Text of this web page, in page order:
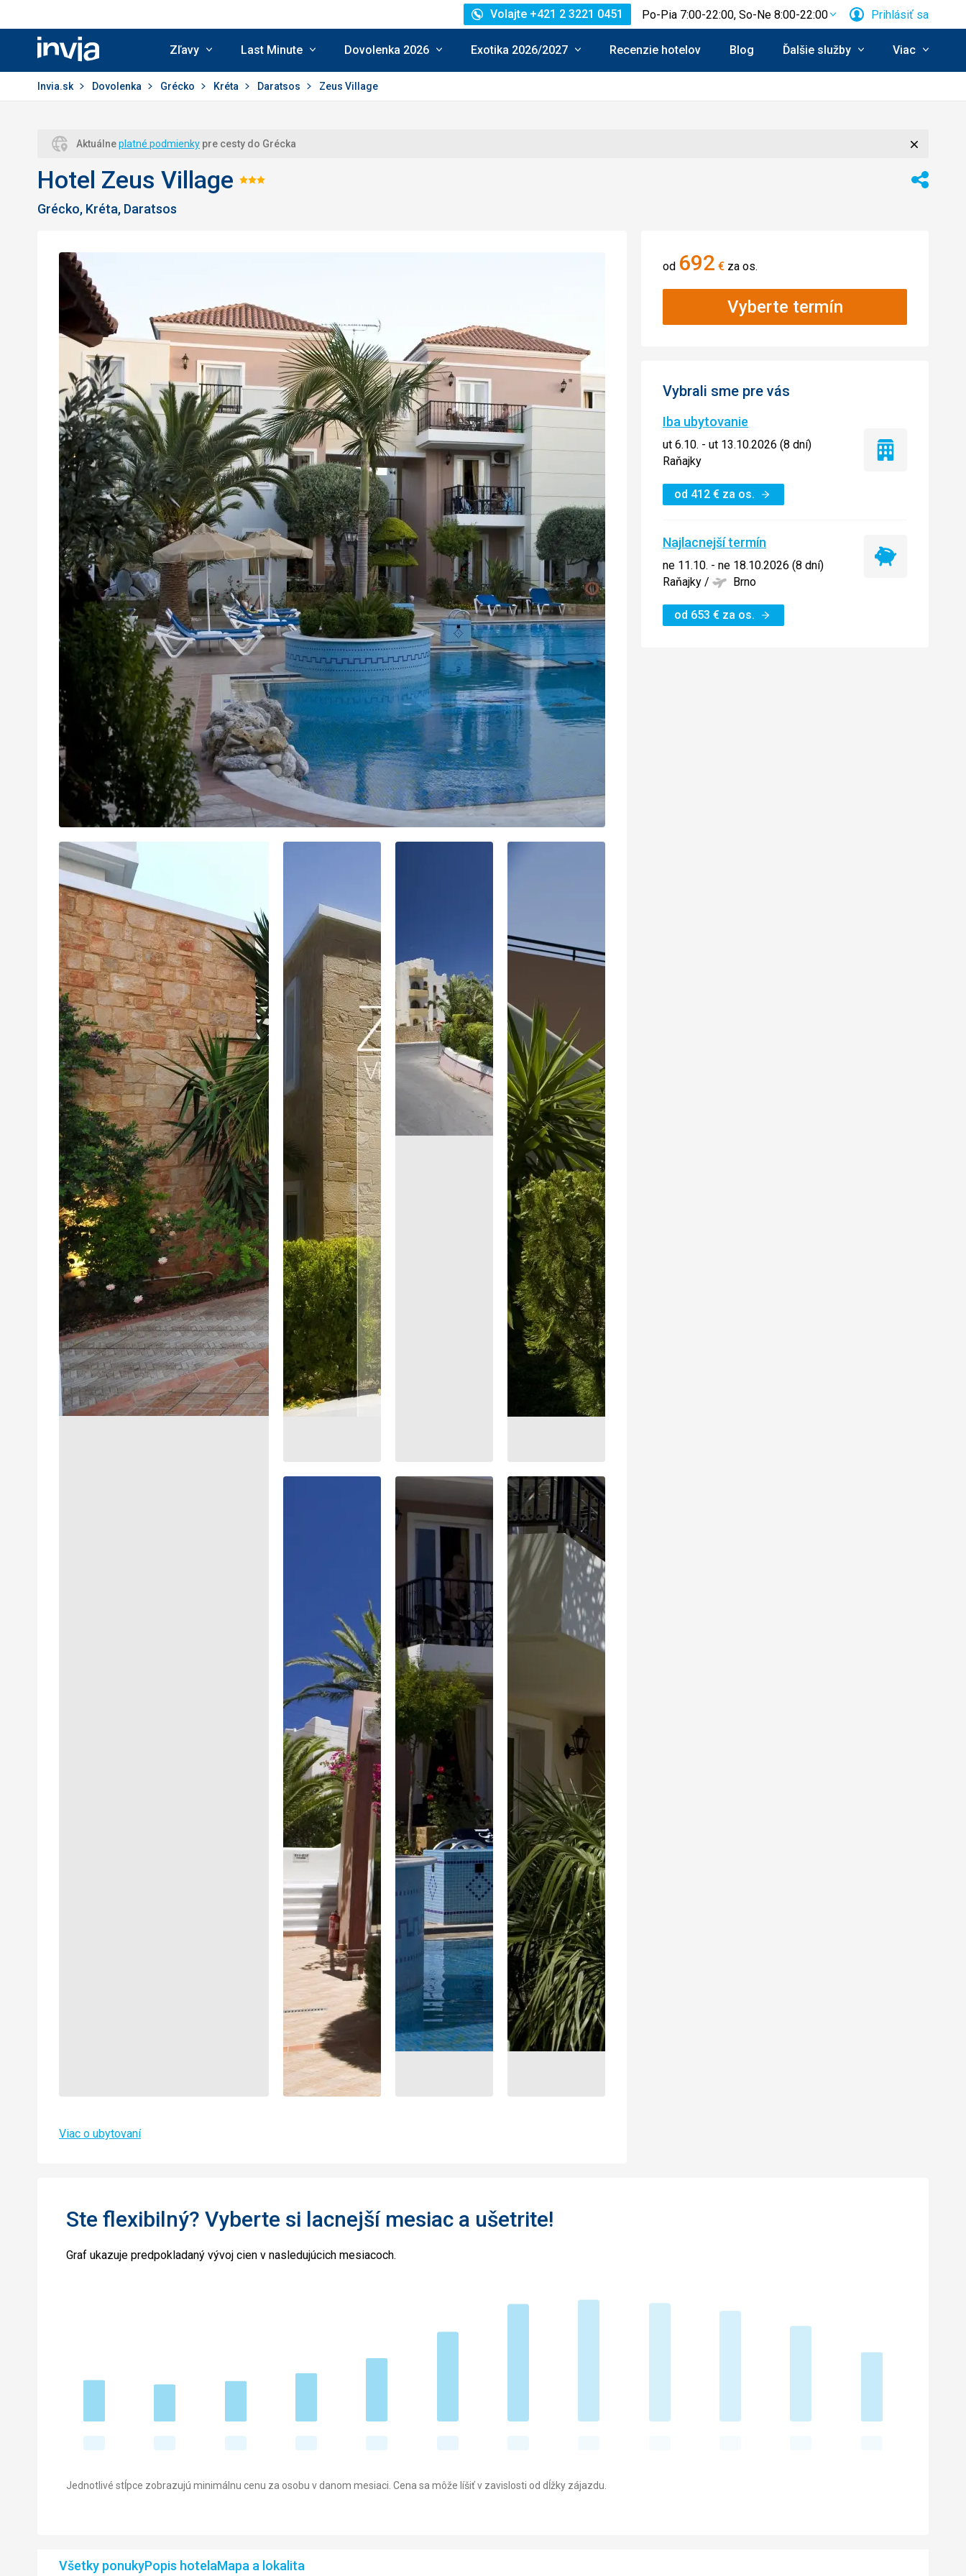
Invia.sk
Volajte +421 2 3221 0451 Po-Pia 7:00-22:00, So-Ne 8:00-22:00 Prihlásiť sa
Zľavy Last Minute Dovolenka 2026 Exotika 2026/2027 Recenzie hotelov Blog Ďalšie služby Viac
Invia.sk Dovolenka Grécko Kréta Daratsos Zeus Village
Aktuálneplatné podmienky pre cesty do Grécka
Hotel Zeus Village Hodnotenie:
Grécko, Kréta, Daratsos
Zdieľať
Viac o ubytovaní
od 692 € za os.
Vyberte termín
Vybrali sme pre vás
Iba ubytovanie
ut 6.10. - ut 13.10.2026 (8 dní)
Raňajky
od 412 € za os.
Iba
Najlacnejší termín
ne 11.10. - ne 18.10.2026 (8 dní)
Raňajky / Brno
od 653 € za os.
Najlacnejší
Ste flexibilný? Vyberte si lacnejší mesiac a ušetrite!
Graf ukazuje predpokladaný vývoj cien v nasledujúcich mesiacoch.
Jednotlivé stĺpce zobrazujú minimálnu cenu za osobu v danom mesiaci. Cena sa môže líšiť v zavislosti od dĺžky zájazdu.
Všetky ponukyPopis hotelaMapa a lokalita